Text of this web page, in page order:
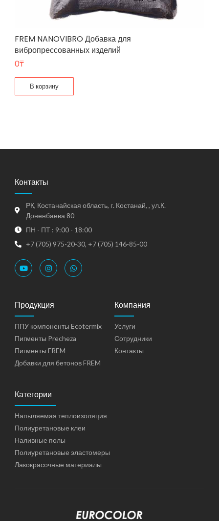
FREM NANOVIBRO Добавка для
вибропрессованных изделий
0₸
В корзину
Контакты
РК, Костанайская область, г. Костанай, , ул.К.
Доненбаева 80
ПН - ПТ : 9:00 - 18:00
+7 (705) 975-20-30, +7 (705) 146-85-00
Продукция
ППУ компоненты Ecotermix
Пигменты Precheza
Пигменты FREM
Добавки для бетонов FREM
Компания
Услуги
Сотрудники
Контакты
Категории
Напыляемая теплоизоляция
Полиуретановые клеи
Наливные полы
Полиуретановые эластомеры
Лакокрасочные материалы